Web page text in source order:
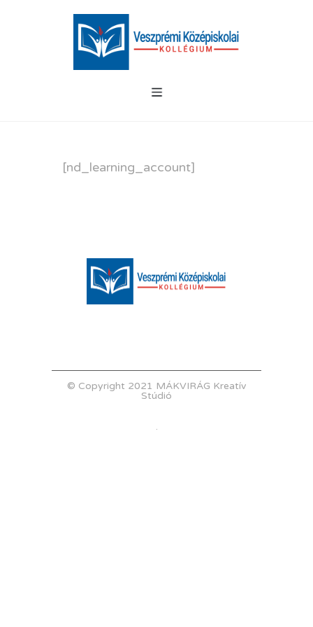
[nd_learning_account]
© Copyright 2021 MÁKVIRÁG Kreatív
Stúdió
.